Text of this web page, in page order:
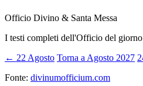
Officio Divino & Santa Messa
I testi completi dell'Officio del
← 22 Agosto Torna a Agosto 2027
Fonte: divinumofficium.com